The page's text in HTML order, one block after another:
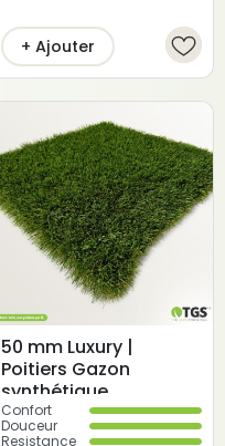
+ Ajouter
50 mm Luxury |
Poitiers Gazon
synthétique
Confort
Douceur
Resistance